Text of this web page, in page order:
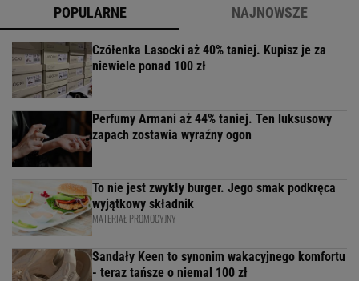
POPULARNE NAJNOWSZE
Czółenka Lasocki aż 40% taniej. Kupisz je za
niewiele ponad 100 zł
Perfumy Armani aż 44% taniej. Ten luksusowy
zapach zostawia wyraźny ogon
To nie jest zwykły burger. Jego smak podkręca
wyjątkowy składnik
MATERIAŁ PROMOCYJNY
Sandały Keen to synonim wakacyjnego komfortu
- teraz tańsze o niemal 100 zł